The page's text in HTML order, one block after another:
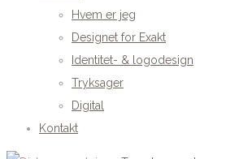
Hvem er jeg
Designet for Exakt
Identitet- & logodesign
Tryksager
Digital
Kontakt